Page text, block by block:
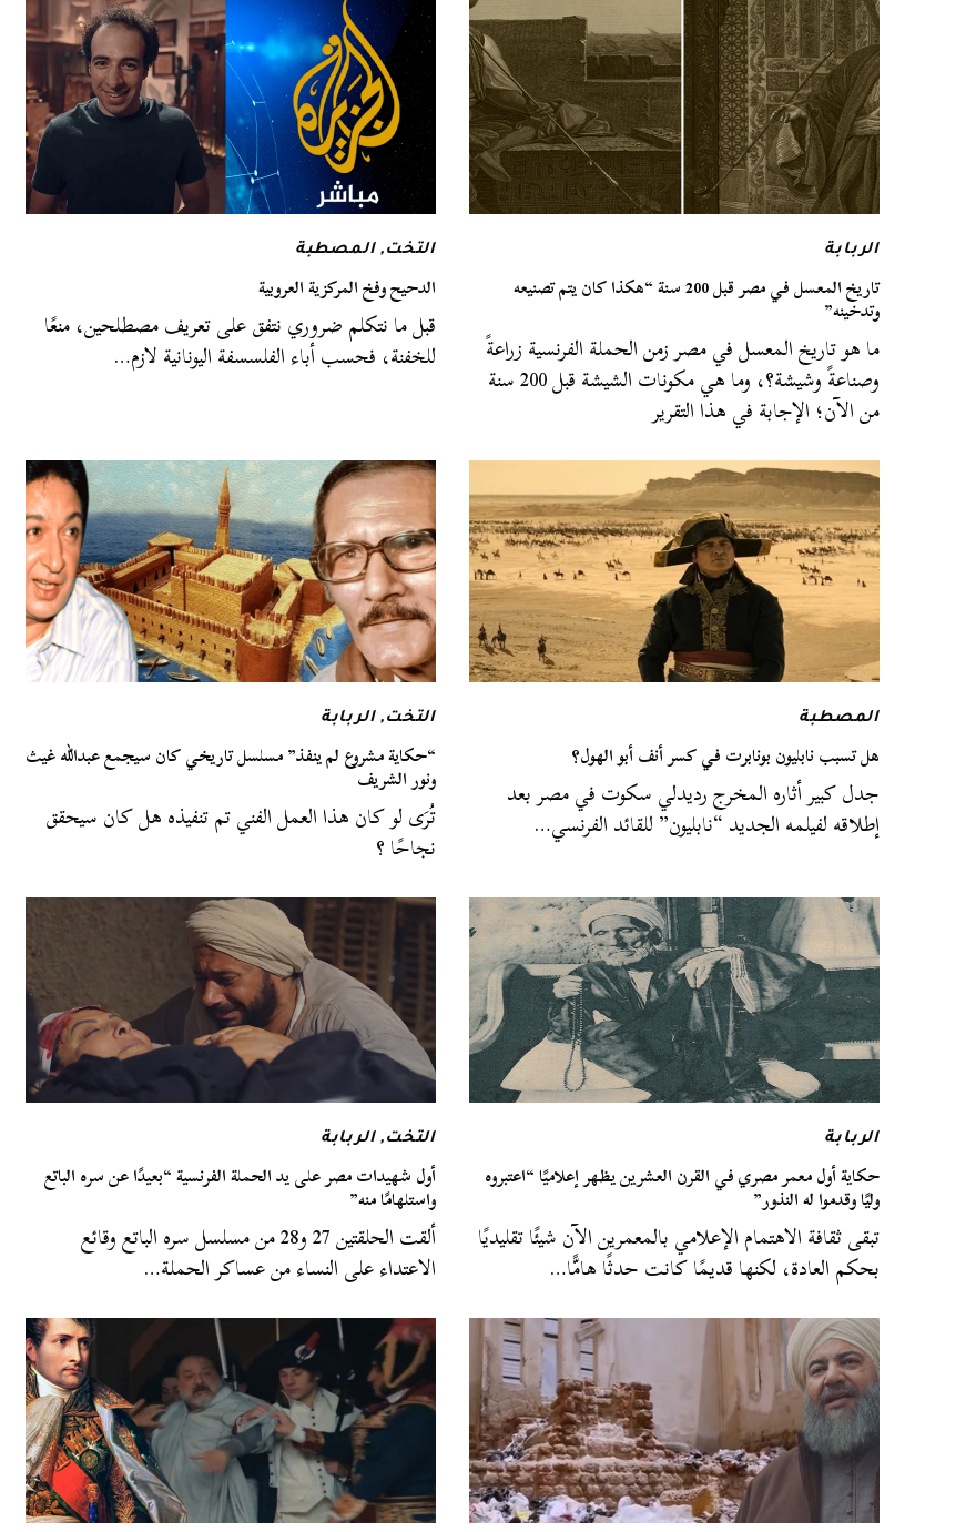
الربابة
تاريخ المعسل في مصر قبل 200 سنة “هكذا كان يتم تصنيعه
وتدخينه”
ما هو تاريخ المعسل في مصر زمن الحملة الفرنسية زراعةً
وصناعةً وشيشة؟، وما هي مكونات الشيشة قبل 200 سنة
من الآن؛ الإجابة في هذا التقرير
التخت,المصطبة
الدحيح وفخ المركزية العروبية
قبل ما نتكلم ضروري نتفق على تعريف مصطلحين، منعًا
للخفنة، فحسب أباء الفلسسفة اليونانية لازم…
المصطبة
هل تسبب نابليون بونابرت في كسر أنف أبو الهول؟
جدل كبير أثاره المخرج رديدلي سكوت في مصر بعد
إطلاقه لفيلمه الجديد “نابليون” للقائد الفرنسي…
التخت,الربابة
“حكاية مشروع لم ينفذ” مسلسل تاريخي كان سيجمع عبدالله غيث
ونور الشريف
تُرَى لو كان هذا العمل الفني تم تنفيذه هل كان سيحقق
نجاحًا ؟
الربابة
حكاية أول معمر مصري في القرن العشرين يظهر إعلاميًا “اعتبروه
وليًا وقدموا له النذور”
تبقى ثقافة الاهتمام الإعلامي بالمعمرين الآن شيئًا تقليديًا
بحكم العادة، لكنها قديمًا كانت حدثًا هامًّا…
التخت,الربابة
أول شهيدات مصر على يد الحملة الفرنسية “بعيدًا عن سره الباتع
واستلهامًا منه”
ألقت الحلقتين 27 و28 من مسلسل سره الباتع وقائع
الاعتداء على النساء من عساكر الحملة…